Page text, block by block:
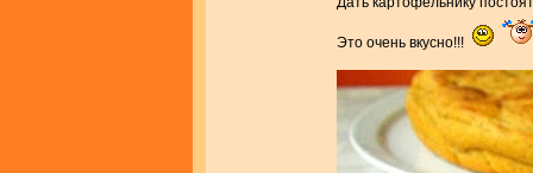
Это очень вкусно!!!